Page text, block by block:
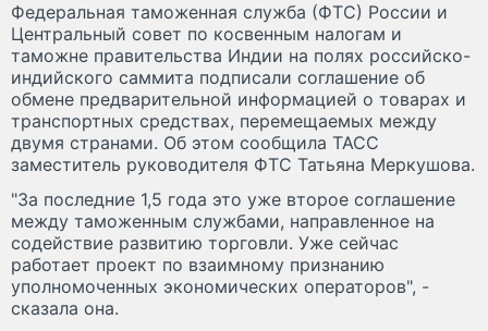
Федеральная таможенная служба (ФТС) России и
Центральный совет по косвенным налогам и
таможне правительства Индии на полях российско-
индийского саммита подписали соглашение об
обмене предварительной информацией о товарах и
транспортных средствах, перемещаемых между
двумя странами. Об этом сообщила ТАСС
заместитель руководителя ФТС Татьяна Меркушова.
"За последние 1,5 года это уже второе соглашение
между таможенным службами, направленное на
содействие развитию торговли. Уже сейчас
работает проект по взаимному признанию
уполномоченных экономических операторов", -
сказала она.